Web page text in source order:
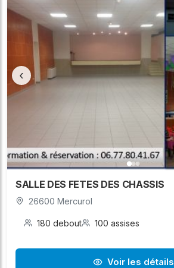
‹
SALLE DES FETES DES CHASSIS
26600 Mercurol
180 debout 100 assises
Voir les détails